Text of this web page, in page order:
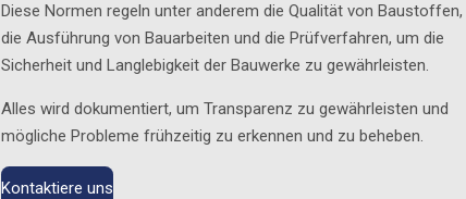
Diese Normen regeln unter anderem die Qualität von Baustoffen,
die Ausführung von Bauarbeiten und die Prüfverfahren, um die
Sicherheit und Langlebigkeit der Bauwerke zu gewährleisten.
Alles wird dokumentiert, um Transparenz zu gewährleisten und
mögliche Probleme frühzeitig zu erkennen und zu beheben.
Kontaktiere uns